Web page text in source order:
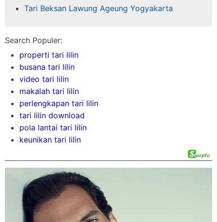
Tari Beksan Lawung Ageung Yogyakarta
Search Populer:
properti tari lilin
busana tari lilin
video tari lilin
makalah tari lilin
perlengkapan tari lilin
tari lilin download
pola lantai tari lilin
keunikan tari lilin